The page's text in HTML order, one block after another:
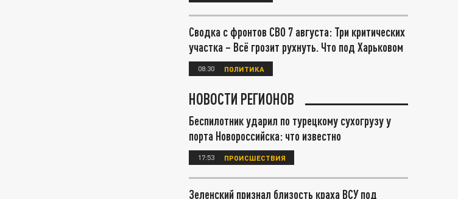
Сводка с фронтов СВО 7 августа: Три критических
участка – Всё грозит рухнуть. Что под Харьковом
08:30 ПОЛИТИКА
НОВОСТИ РЕГИОНОВ
Беспилотник ударил по турецкому сухогрузу у
порта Новороссийска: что известно
17:53 ПРОИСШЕСТВИЯ
Зеленский признал близость краха ВСУ под